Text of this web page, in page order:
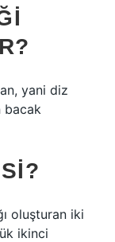
yani diz
bacak
oluşturan iki
ikinci